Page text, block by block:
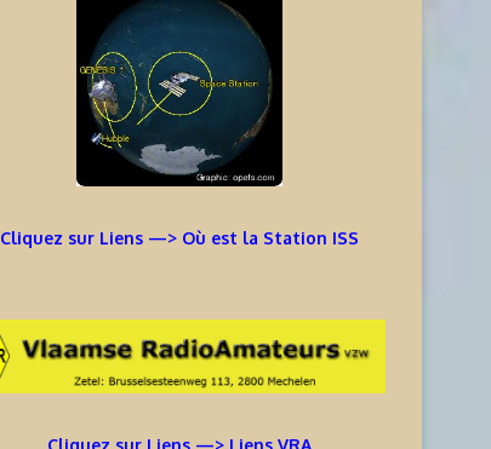
Cliquez sur Liens —> Où est la Station ISS